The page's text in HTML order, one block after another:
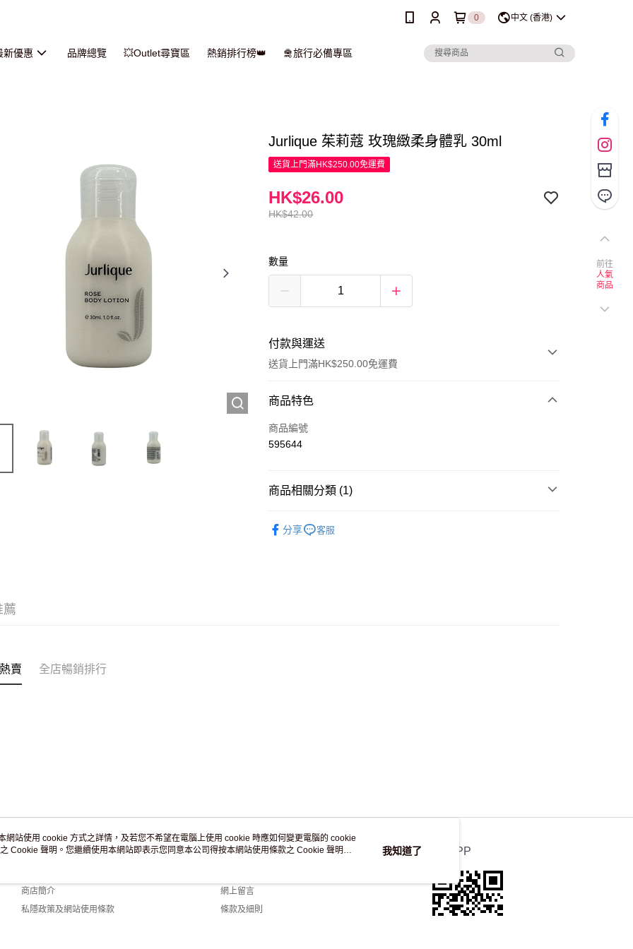
0 中文 (香港)
新優惠 品牌總覽 💥Outlet尋寶區 熱銷排行榜👑 🛅旅行必備專區
Jurlique 茱莉蔻 玫瑰緻柔身體乳 30ml
送貨上門滿HK$250.00免運費
HK$42.00
HK$26.00
數量
付款與運送
送貨上門滿HK$250.00免運費
付款方式
信用卡
商品特色
商品編號
595644
商品相關分類 (1)
分享
客服
薦
賣 全店暢銷排行
關於我們
商店簡介
私隱政策及網站使用條款
客戶服務
網上留言
條款及細則
官方APP
前往
人氣
商品
網站使用 cookie 方式之詳情，及若您不希望在電腦上使用 cookie 時應如何變更電腦的 cookie
Cookie 聲明。您繼續使用本網站即表示您同意本公司得按本網站使用條款之 Cookie 聲明使
我知道了